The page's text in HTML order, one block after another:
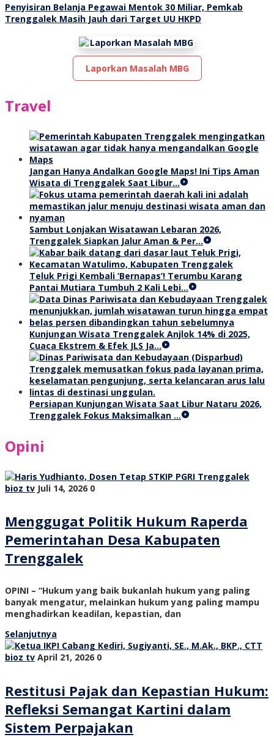
Penyisiran Belanja Pegawai Mentok 30 Miliar, Pemkab
Trenggalek Masih Jauh dari Target UU HKPD
Laporkan Masalah MBG
Travel
Jangan Hanya Andalkan Google Maps! Ini Tips Aman
Wisata di Trenggalek Saat Libur…
Sambut Lonjakan Wisatawan Lebaran 2026,
Trenggalek Siapkan Jalur Aman & Per…
Teluk Prigi Kembali ‘Bernapas’! Terumbu Karang
Pantai Mutiara Tumbuh 2 Kali Lebi…
Kunjungan Wisata Trenggalek Anjlok 14% di 2025,
Cuaca Ekstrem & Efek JLS Ja…
Persiapan Kunjungan Wisata Saat Libur Nataru 2026,
Trenggalek Fokus Maksimalkan …
Opini
bioz tv Juli 14, 2026 0
Menggugat Politik Hukum Raperda
Pemerintahan Desa Kabupaten
Trenggalek
OPINI – “Hukum yang baik bukanlah hukum yang paling
banyak mengatur, melainkan hukum yang paling mampu
menghadirkan keadilan, kepastian, dan
Selanjutnya
bioz tv April 21, 2026 0
Restitusi Pajak dan Kepastian Hukum:
Refleksi Semangat Kartini dalam
Sistem Perpajakan